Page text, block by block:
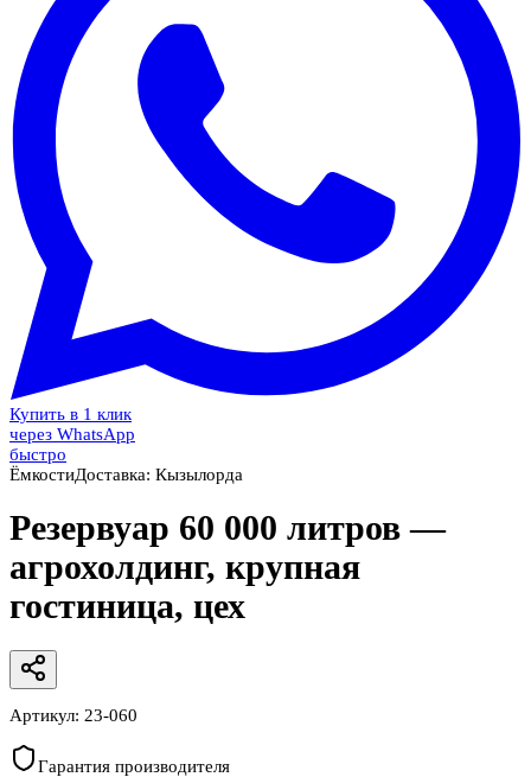
Купить в 1 клик
через WhatsApp
быстро
ЁмкостиДоставка: Кызылорда
Резервуар 60 000 литров —
агрохолдинг, крупная
гостиница, цех
Артикул: 23-060
Гарантия производителя